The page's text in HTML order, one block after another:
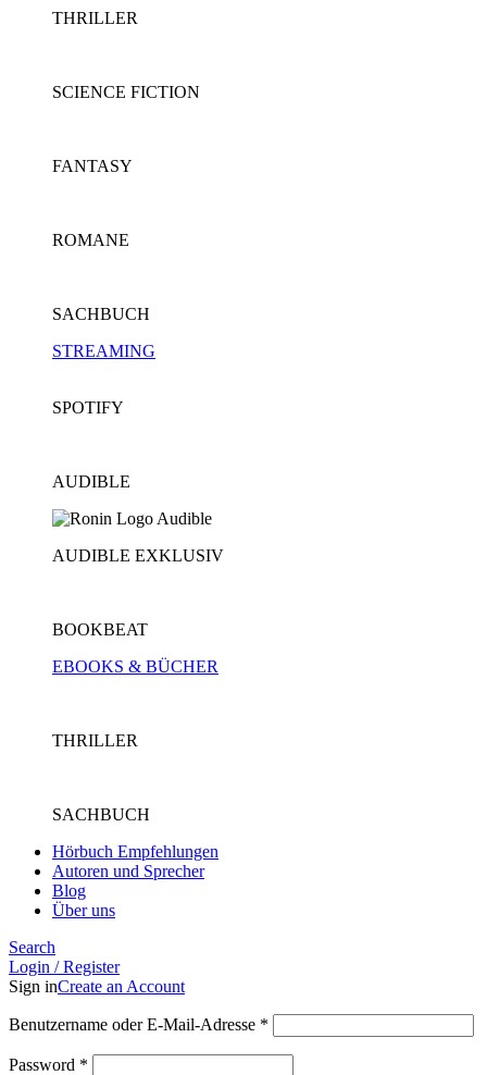
THRILLER
SCIENCE FICTION
FANTASY
ROMANE
SACHBUCH
STREAMING
SPOTIFY
AUDIBLE
AUDIBLE EXKLUSIV
BOOKBEAT
EBOOKS & BÜCHER
THRILLER
SACHBUCH
Hörbuch Empfehlungen
Autoren und Sprecher
Blog
Über uns
Search
Login / Register
Sign inCreate an Account
Benutzername oder E-Mail-Adresse *
Password *